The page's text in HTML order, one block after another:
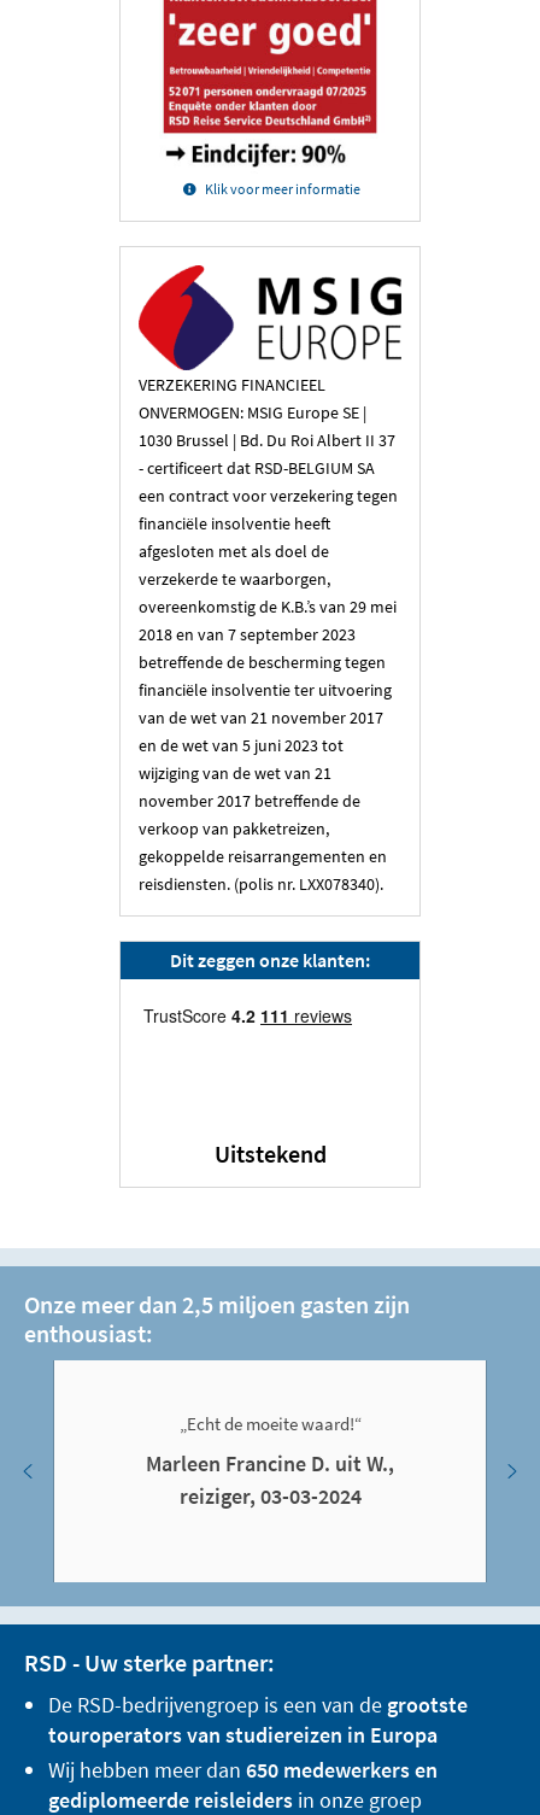
Klik voor meer informatie
VERZEKERING FINANCIEEL
ONVERMOGEN: MSIG Europe SE |
1030 Brussel | Bd. Du Roi Albert II 37
- certificeert dat RSD-BELGIUM SA
een contract voor verzekering tegen
financiële insolventie heeft
afgesloten met als doel de
verzekerde te waarborgen,
overeenkomstig de K.B.’s van 29 mei
2018 en van 7 september 2023
betreffende de bescherming tegen
financiële insolventie ter uitvoering
van de wet van 21 november 2017
en de wet van 5 juni 2023 tot
wijziging van de wet van 21
november 2017 betreffende de
verkoop van pakketreizen,
gekoppelde reisarrangementen en
reisdiensten. (polis nr. LXX078340).
Dit zeggen onze klanten:
Uitstekend
Onze meer dan 2,5 miljoen gasten zijn
enthousiast:
„Echt de moeite waard!“
Marleen Francine D. uit W.,
reiziger, 03-03-2024
RSD - Uw sterke partner:
De RSD-bedrijvengroep is een van de grootste
touroperators van studiereizen in Europa
Wij hebben meer dan 650 medewerkers en
gediplomeerde reisleiders in onze groep